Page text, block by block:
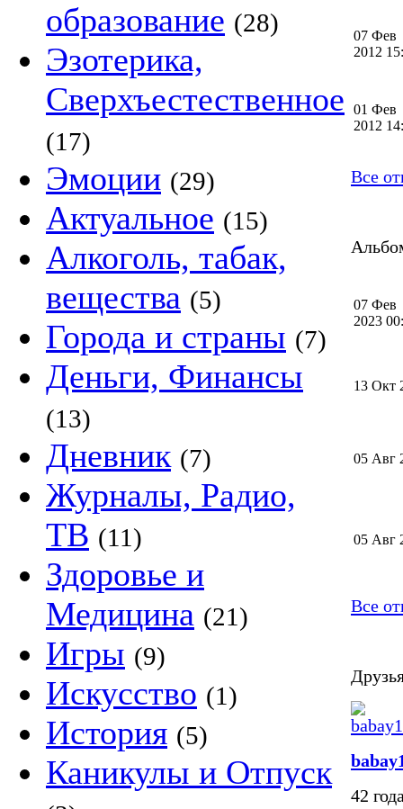
образование (28)
Эзотерика,
Сверхъестественное
(17)
Эмоции (29)
Актуальное (15)
Алкоголь, табак,
вещества (5)
Города и страны (7)
Деньги, Финансы
(13)
Дневник (7)
Журналы, Радио,
ТВ (11)
Здоровье и
Медицина (21)
Игры (9)
Искусство (1)
История (5)
Каникулы и Отпуск
07 Фев
2012
01 Фев
2012
Все
07 Фев
2023
13 Окт
05 Авг
05 Авг
Все
42